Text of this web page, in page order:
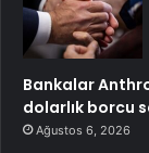
Bankalar
dolarlık borcu
Ağustos 6, 2026